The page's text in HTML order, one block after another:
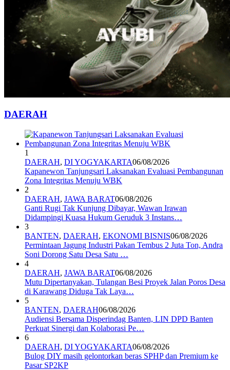
DAERAH
1
DAERAH, DI YOGYAKARTA06/08/2026
Kapanewon Tanjungsari Laksanakan Evaluasi Pembangunan
Zona Integritas Menuju WBK
2
DAERAH, JAWA BARAT06/08/2026
Ganti Rugi Tak Kunjung Dibayar, Wawan Irawan
Didampingi Kuasa Hukum Geruduk 3 Instans…
3
BANTEN, DAERAH, EKONOMI BISNIS06/08/2026
Permintaan Jagung Industri Pakan Tembus 2 Juta Ton, Andra
Soni Dorong Satu Desa Satu …
4
DAERAH, JAWA BARAT06/08/2026
Mutu Dipertanyakan, Tulangan Besi Proyek Jalan Poros Desa
di Karawang Diduga Tak Laya…
5
BANTEN, DAERAH06/08/2026
Audiensi Bersama Disperindag Banten, LIN DPD Banten
Perkuat Sinergi dan Kolaborasi Pe…
6
DAERAH, DI YOGYAKARTA06/08/2026
Bulog DIY masih gelontorkan beras SPHP dan Premium ke
Pasar SP2KP